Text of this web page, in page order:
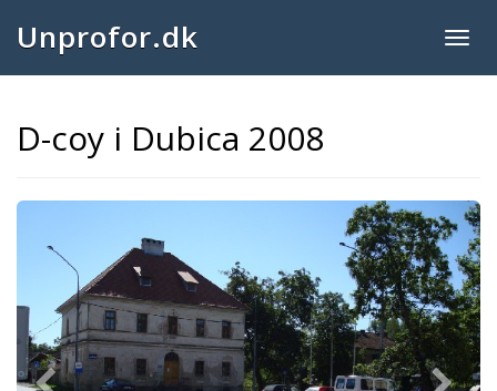
Unprofor.dk
D-coy i Dubica 2008
Previous Next